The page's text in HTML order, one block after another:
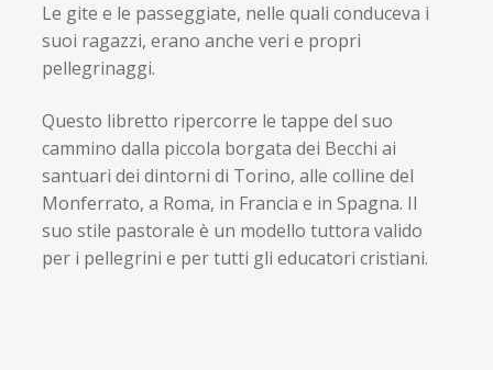
Le gite e le passeggiate, nelle quali conduceva i
suoi ragazzi, erano anche veri e propri
pellegrinaggi.
Questo libretto ripercorre le tappe del suo
cammino dalla piccola borgata dei Becchi ai
santuari dei dintorni di Torino, alle colline del
Monferrato, a Roma, in Francia e in Spagna. Il
suo stile pastorale è un modello tuttora valido
per i pellegrini e per tutti gli educatori cristiani.